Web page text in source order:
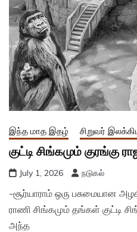
இந்த மாத இதழ் சிறுவர்
குட்டி சிங்கமும் குரங்கு
July 1, 2026 நடுகல்
-சூர்யாராம் ஒரு பசுமையான
ராணி சிங்கமும் தங்கள் குட்டி
அந்த